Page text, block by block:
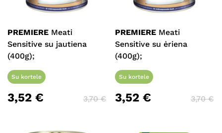
PREMIERE Meati
Sensitive su jautiena
(400g);
Su kortele
3,52 € 3,70€
PREMIERE Meati
Sensitive su ėriena
(400g);
Su kortele
3,52€ 3,70€